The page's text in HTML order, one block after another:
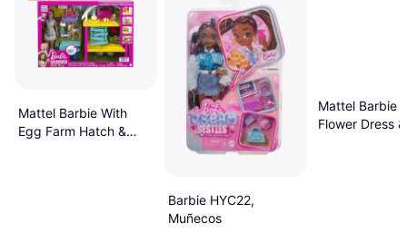
Mattel Barbie With
Egg Farm Hatch &
Barbie HYC22,
Muñecos
Mattel Barbie
Flower Dress &